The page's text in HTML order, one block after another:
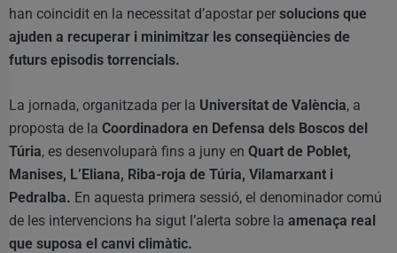
han coincidit en la necessitat d’apostar per solucions que
ajuden a recuperar i minimitzar les conseqüències de
futurs episodis torrencials.
La jornada, organitzada per la Universitat de València, a
proposta de la Coordinadora en Defensa dels Boscos del
Túria, es desenvoluparà fins a juny en Quart de Poblet,
Manises, L’Eliana, Riba-roja de Túria, Vilamarxant i
Pedralba. En aquesta primera sessió, el denominador comú
de les intervencions ha sigut l’alerta sobre la amenaça real
que suposa el canvi climàtic.